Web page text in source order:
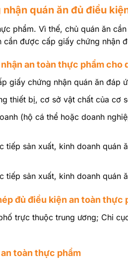
quán ăn đủ điều
phẩm. Vì thế, chủ quán ăn
được cấp giấy chứng nhận
an toàn thực phẩm cho
giấy chứng nhận quán ăn đáp
thiết bị, cơ sở vật chất của cơ
(hộ cá thể hoặc doanh
tiếp sản xuất, kinh doanh quán
tiếp sản xuất, kinh doanh quán
đủ điều kiện an toàn thực
trực thuộc trung ương; Chi
toàn thực phẩm